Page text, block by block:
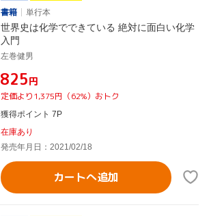
書籍
単行本
世界史は化学でできている 絶対に面白い化学
入門
左巻健男
¥825円
定価より1,375円（62%）おトク
獲得ポイント 7P
在庫あり
発売年月日：2021/02/18
カートへ追加